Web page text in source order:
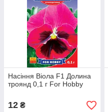
Насіння Віола F1 Долина
троянд 0,1 г For Hobby
12 ₴